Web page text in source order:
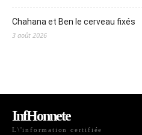
Chahana et Ben le cerveau fixés
3 août 2026
InfHonnete
L\'information certifiée